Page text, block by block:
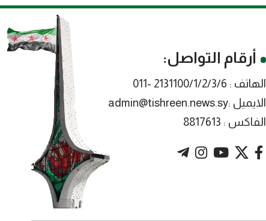
أرقام التواصل:
الهاتف : 2131100/1/2/3/6 -011
الايميل :admin@tishreen.news.sy
الفاكس : 8817613